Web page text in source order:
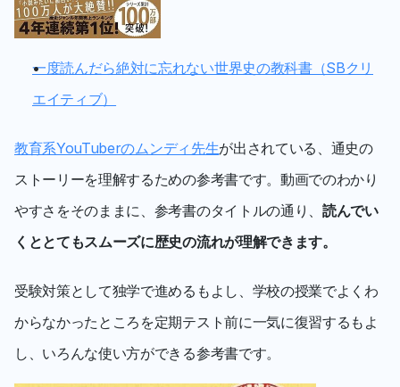
一度読んだら絶対に忘れない世界史の教科書（SBクリ
エイティブ）
教育系YouTuberのムンディ先生が出されている、通史の
ストーリーを理解するための参考書です。動画でのわかり
やすさをそのままに、参考書のタイトルの通り、 読んでい
くととてもスムーズに歴史の流れが理解できます。
受験対策として独学で進めるもよし、学校の授業でよくわ
からなかったところを定期テスト前に一気に復習するもよ
し、いろんな使い方ができる参考書です。